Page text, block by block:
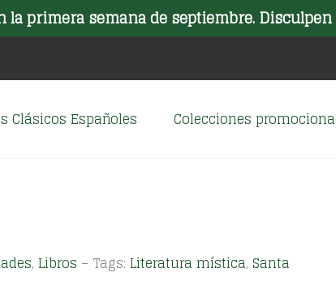
la primera semana de septiembre.
Clásicos Españoles Colecciones
, Libros – Tags: Literatura mística, Santa